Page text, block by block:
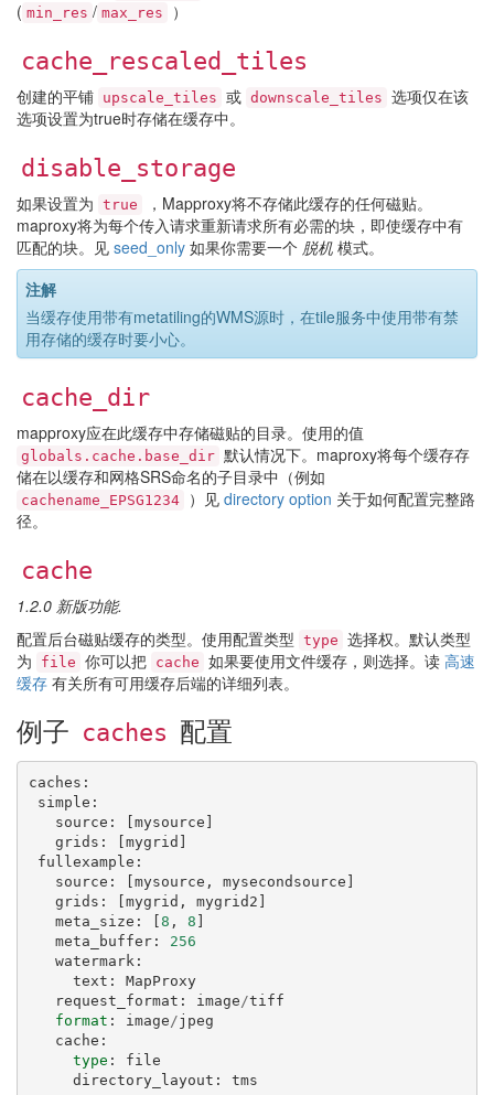
( min_res / max_res ）
cache_rescaled_tiles
创建的平铺 upscale_tiles 或 downscale_tiles 选项仅在该
选项设置为true时存储在缓存中。
disable_storage
如果设置为 true
，Mapproxy将不存储此缓存的任何磁贴。
maproxy将为每个传入请求重新请求所有必需的块，即使缓存中有
匹配的块。见 seed_only 如果你需要一个 脱机 模式。
注解
当缓存使用带有metatiling的WMS源时，在tile服务中使用带有禁
用存储的缓存时要小心。
cache_dir
mapproxy应在此缓存中存储磁贴的目录。使用的值
globals.cache.base_dir 默认情况下。maproxy将每个缓存存
储在以缓存和网格SRS命名的子目录中（例如
cachename_EPSG1234 ）见 directory option 关于如何配置完整路
径。
cache
1.2.0 新版功能.
配置后台磁贴缓存的类型。使用配置类型 type 选择权。默认类型
为
file 你可以把 cache 如果要使用文件缓存，则选择。读 高速
缓存 有关所有可用缓存后端的详细列表。
例子 caches 配置
caches :
simple :
source : [mysource ]
grids : [mygrid ]
fullexample :
source : [mysource , mysecondsource ]
grids : [mygrid , mygrid2 ]
meta_size : [8 , 8 ]
meta_buffer:
256
watermark :
text :
MapProxy
request_format : image /tiff
format : image /jpeg
cache :
type :
file
directory_layout : tms